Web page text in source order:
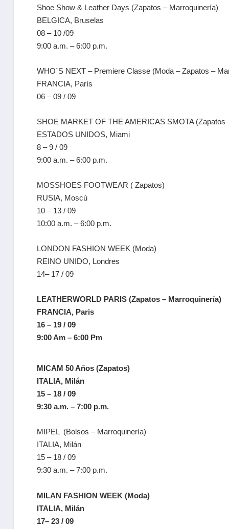
Shoe Show & Leather Days (Zapatos – Marroquinería)
BELGICA, Bruselas
08 – 10 /09
9:00 a.m. – 6:00 p.m.
WHO´S NEXT – Premiere Classe (Moda – Zapatos –
FRANCIA, París
06 – 09 / 09
SHOE MARKET OF THE AMERICAS SMOTA (Zapatos
ESTADOS UNIDOS, Miami
8 – 9 / 09
9:00 a.m. – 6:00 p.m.
MOSSHOES FOOTWEAR ( Zapatos)
RUSIA, Moscú
10 – 13 / 09
10:00 a.m. – 6:00 p.m.
LONDON FASHION WEEK (Moda)
REINO UNIDO, Londres
14– 17 / 09
LEATHERWORLD PARIS (Zapatos – Marroquinería)
FRANCIA, Paris
16 – 19 / 09
9:00 Am – 6:00 Pm
MICAM 50 Años (Zapatos)
ITALIA, Milán
15 – 18 / 09
9:30 a.m. – 7:00 p.m.
MIPEL (Bolsos – Marroquinería)
ITALIA, Milán
15 – 18 / 09
9:30 a.m. – 7:00 p.m.
MILAN FASHION WEEK (Moda)
ITALIA, Milán
17– 23 / 09